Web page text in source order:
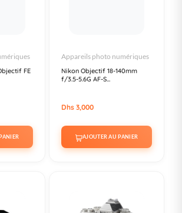
FE
Appareils photo numériques
Nikon Objectif 18-140mm
f/3.5-5.6G AF-S...
Dhs 3,000
AJOUTER AU PANIER